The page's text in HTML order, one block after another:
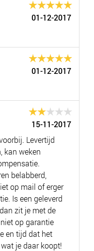
01-12-2017
01-12-2017
15-11-2017
Levertijd
kan weken
belabberd,
op mail of erger
Is een geleverd
zit je met de
op garantie
en tijd dat het
je daar koopt!